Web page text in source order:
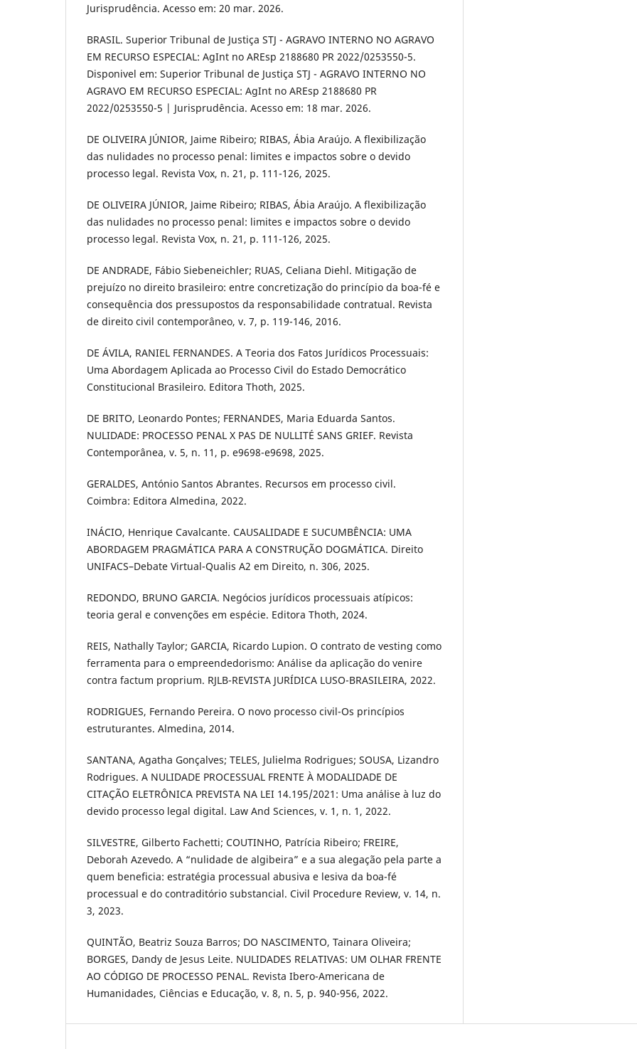
Jurisprudência. Acesso em: 20 mar. 2026.
BRASIL. Superior Tribunal de Justiça STJ - AGRAVO INTERNO NO AGRAVO
EM RECURSO ESPECIAL: AgInt no AREsp 2188680 PR 2022/0253550-5.
Disponivel em: Superior Tribunal de Justiça STJ - AGRAVO INTERNO NO
AGRAVO EM RECURSO ESPECIAL: AgInt no AREsp 2188680 PR
2022/0253550-5 | Jurisprudência. Acesso em: 18 mar. 2026.
DE OLIVEIRA JÚNIOR, Jaime Ribeiro; RIBAS, Ábia Araújo. A flexibilização
das nulidades no processo penal: limites e impactos sobre o devido
processo legal. Revista Vox, n. 21, p. 111-126, 2025.
DE OLIVEIRA JÚNIOR, Jaime Ribeiro; RIBAS, Ábia Araújo. A flexibilização
das nulidades no processo penal: limites e impactos sobre o devido
processo legal. Revista Vox, n. 21, p. 111-126, 2025.
DE ANDRADE, Fábio Siebeneichler; RUAS, Celiana Diehl. Mitigação de
prejuízo no direito brasileiro: entre concretização do princípio da boa-fé e
consequência dos pressupostos da responsabilidade contratual. Revista
de direito civil contemporâneo, v. 7, p. 119-146, 2016.
DE ÁVILA, RANIEL FERNANDES. A Teoria dos Fatos Jurídicos Processuais:
Uma Abordagem Aplicada ao Processo Civil do Estado Democrático
Constitucional Brasileiro. Editora Thoth, 2025.
DE BRITO, Leonardo Pontes; FERNANDES, Maria Eduarda Santos.
NULIDADE: PROCESSO PENAL X PAS DE NULLITÉ SANS GRIEF. Revista
Contemporânea, v. 5, n. 11, p. e9698-e9698, 2025.
GERALDES, António Santos Abrantes. Recursos em processo civil.
Coimbra: Editora Almedina, 2022.
INÁCIO, Henrique Cavalcante. CAUSALIDADE E SUCUMBÊNCIA: UMA
ABORDAGEM PRAGMÁTICA PARA A CONSTRUÇÃO DOGMÁTICA. Direito
UNIFACS–Debate Virtual-Qualis A2 em Direito, n. 306, 2025.
REDONDO, BRUNO GARCIA. Negócios jurídicos processuais atípicos:
teoria geral e convenções em espécie. Editora Thoth, 2024.
REIS, Nathally Taylor; GARCIA, Ricardo Lupion. O contrato de vesting como
ferramenta para o empreendedorismo: Análise da aplicação do venire
contra factum proprium. RJLB-REVISTA JURÍDICA LUSO-BRASILEIRA, 2022.
RODRIGUES, Fernando Pereira. O novo processo civil-Os princípios
estruturantes. Almedina, 2014.
SANTANA, Agatha Gonçalves; TELES, Julielma Rodrigues; SOUSA, Lizandro
Rodrigues. A NULIDADE PROCESSUAL FRENTE À MODALIDADE DE
CITAÇÃO ELETRÔNICA PREVISTA NA LEI 14.195/2021: Uma análise à luz do
devido processo legal digital. Law And Sciences, v. 1, n. 1, 2022.
SILVESTRE, Gilberto Fachetti; COUTINHO, Patrícia Ribeiro; FREIRE,
Deborah Azevedo. A “nulidade de algibeira” e a sua alegação pela parte a
quem beneficia: estratégia processual abusiva e lesiva da boa-fé
processual e do contraditório substancial. Civil Procedure Review, v. 14, n.
3, 2023.
QUINTÃO, Beatriz Souza Barros; DO NASCIMENTO, Tainara Oliveira;
BORGES, Dandy de Jesus Leite. NULIDADES RELATIVAS: UM OLHAR FRENTE
AO CÓDIGO DE PROCESSO PENAL. Revista Ibero-Americana de
Humanidades, Ciências e Educação, v. 8, n. 5, p. 940-956, 2022.